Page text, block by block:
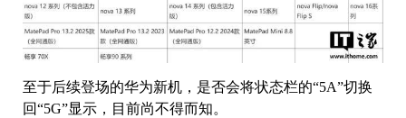
至于后续登场的华为新机，是否会将状态栏的“5A”切换
回“5G”显示，目前尚不得而知。